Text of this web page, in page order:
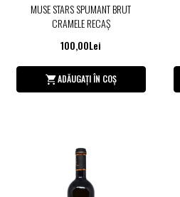
MUSE STARS SPUMANT BRUT
CRAMELE RECAȘ
100,00Lei
ADĂUGAȚI ÎN COȘ